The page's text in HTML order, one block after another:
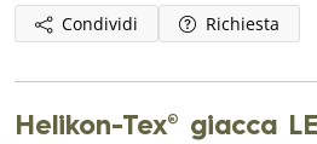
Condividi Richiesta
Helikon-Tex® giacca